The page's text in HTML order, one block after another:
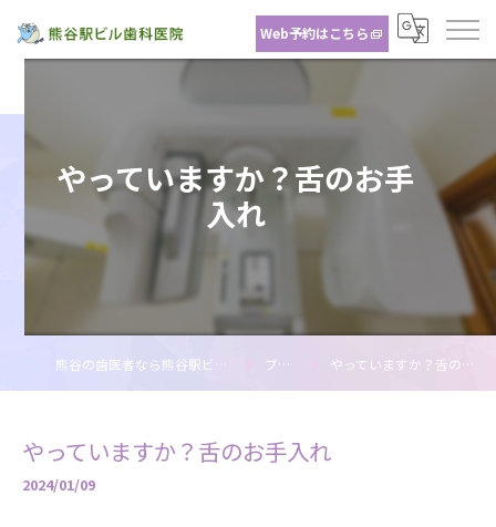
Web予約はこちら
やっていますか？舌のお手
入れ
熊谷の歯医者なら熊谷駅ビル歯科医院 ブログ やっていますか？舌のお手入れ
やっていますか？舌のお手入れ
2024/01/09